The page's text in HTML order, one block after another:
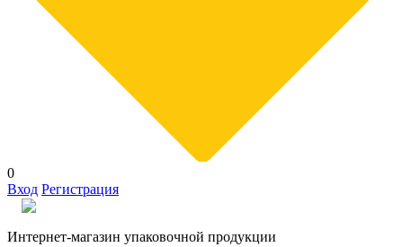
0
Вход Регистрация
Интернет-магазин упаковочной продукции